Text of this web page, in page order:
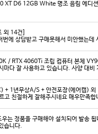
XT D6 12GB White 명조 음림 에디
외 14건]
에 상담받고 구매못해서 미안했는
/ RTX 4060Ti 조립 컴퓨터 본체
+ 1년무상A/S + 안전포장(에어캡)
고 친절하게 잘해주시네요 매우만족
는 정품을 구매해야 설치되어 발송
습니다.